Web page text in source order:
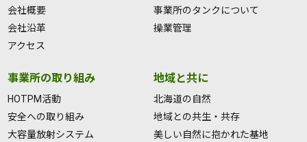
会社概要
会社沿革
アクセス
事業所のタンクについて
操業管理
事業所の取り組み
HOTPM活動
安全への取り組み
大容量放射システム
地域と共に
北海道の自然
地域との共生・共存
美しい自然に抱かれた基地